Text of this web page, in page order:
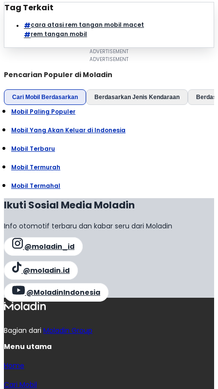
Tag Terkait
cara atasi rem tangan mobil macet
rem tangan mobil
Pencarian Populer di Moladin
Cari Mobil Berdasarkan Berdasarkan Jenis Kendaraan
Mobil Paling Populer
Mobil Yang Akan Keluar di Indonesia
Mobil Terbaru
Mobil Termurah
Mobil Termahal
Ikuti Sosial Media Moladin
Info otomotif terbaru dan kabar seru dari Moladin
@moladin_id
@moladin.id
@MoladinIndonesia
Bagian dari Moladin Group
Menu utama
Home
Cari Mobil